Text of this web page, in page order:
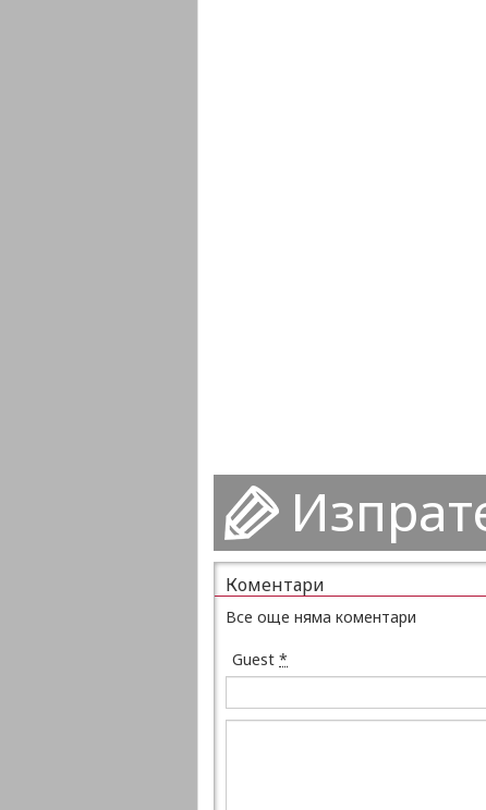
Коментари
Все още няма коментари
Guest *